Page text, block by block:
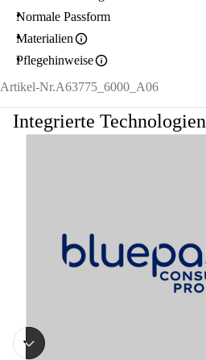
Normale Passform
Materialien
Pflegehinweise
Artikel-Nr.A63775_6000_A06
Integrierte Technologien